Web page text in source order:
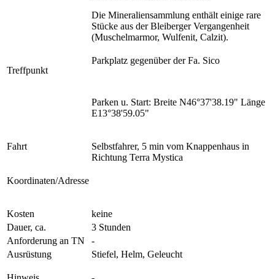
Die Mineraliensammlung enthält einige rare
Stücke aus der Bleiberger Vergangenheit
(Muschelmarmor, Wulfenit, Calzit).
Treffpunkt
Parkplatz gegenüber der Fa. Sico
Parken u. Start: Breite N46°37'38.19" Länge
E13°38'59.05"
Fahrt
Selbstfahrer, 5 min vom Knappenhaus in
Richtung Terra Mystica
Koordinaten/Adresse
Kosten
keine
Dauer, ca.
3 Stunden
Anforderung an TN
-
Ausrüstung
Stiefel, Helm, Geleucht